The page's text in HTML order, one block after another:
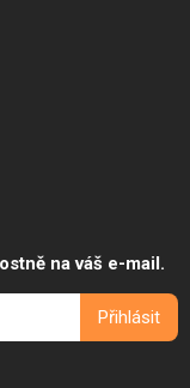
na váš e-mail.